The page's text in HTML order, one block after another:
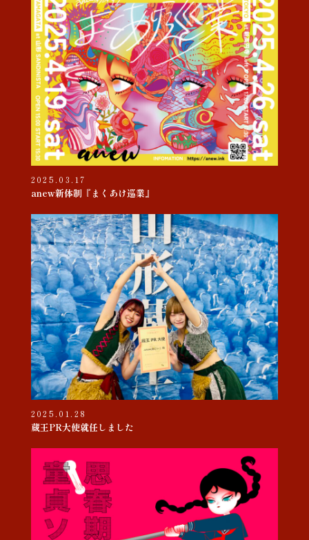
2025.03.17
anew新体制『まくあけ巡業』
2025.01.28
蔵王PR大使就任しました